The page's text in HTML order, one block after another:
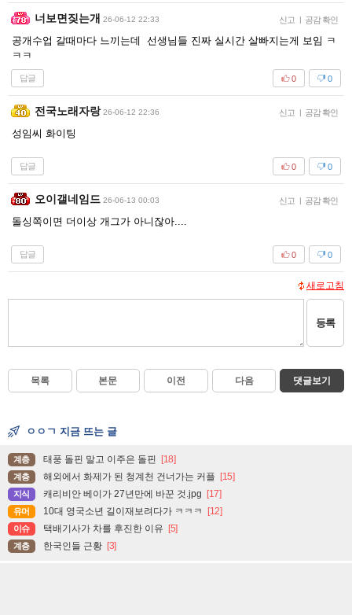
너보면짖는개 26-06-12 22:33 신고 | 공감 확인
공개수업 갈때마다 느끼는데 선생님들 진짜 실시간 살빠지는게 보임 ㅋ
ㅋㅋ
답글 0
0
전국노래자랑 26-06-12 22:36 신고 | 공감 확인
성임씨 화이팅
답글 0
0
오이갤네임드 26-06-13 00:03 신고 | 공감 확인
돌싱쪽이면 더이상 개그가 아니잖아....
답글 0
0
새로고침
등록
목록 본문 이전 다음 댓글보기
ㅇㅇㄱ 지금 뜨는 글
계층 태풍 돌핀 말고 이주은 돌핀 [18]
계층 해외에서 화제가 된 청계천 건너가는 커플 [15]
지식 캐리비안 베이가 27년만에 바꾼 것.jpg [17]
유머 10대 영국소년 길이재보려다가 ㅋㅋㅋ [12]
이슈 택배기사가 차를 후진한 이유 [5]
계층 한국인들 근황 [3]